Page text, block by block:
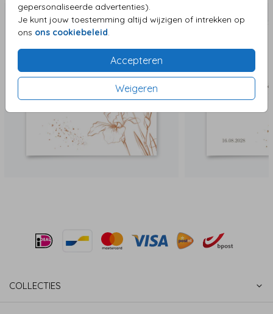
gepersonaliseerde advertenties).
Je kunt jouw toestemming altijd wijzigen of intrekken op
ons ons cookiebeleid
Accepteren
Weigeren
COLLECTIES